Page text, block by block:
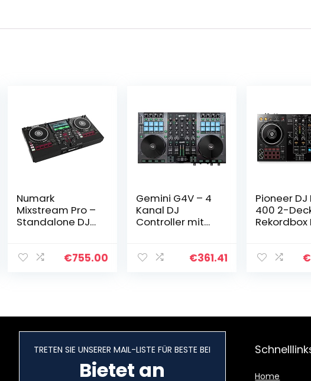
Numark
Mixstream Pro –
Standalone DJ
OS, WIFI-
€755.00
Gemini G4V – 4
Kanal DJ
Controller mit
LE
€361.41
Pioneer DJ
400 2-
Rekordbox
€
TRETEN SIE UNSERER MAIL-LISTE FÜR BESTE BEI
Bietet an Home